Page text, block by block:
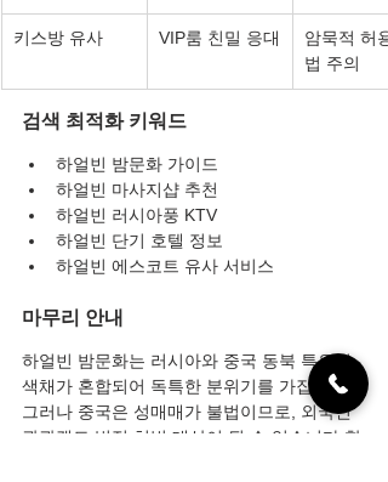
키스방 유사 VIP룸 친밀 응대
암묵적 허
법 주의
검색 최적화 키워드
하얼빈 밤문화 가이드
하얼빈 마사지샵 추천
하얼빈 러시아풍 KTV
하얼빈 단기 호텔 정보
하얼빈 에스코트 유사 서비스
마무리 안내
하얼빈 밤문화는 러시아와 중국 동북 특유의
색채가 혼합되어 독특한 분위기를 가집니다.
그러나 중국은 성매매가 불법이므로, 외국인
관광객도 법적 처벌 대상이 될 수 있습니다.합